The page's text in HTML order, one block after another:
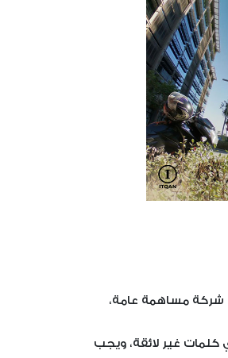
شركة مساهمة عامة،
كلمات غير لائقة، ويجب